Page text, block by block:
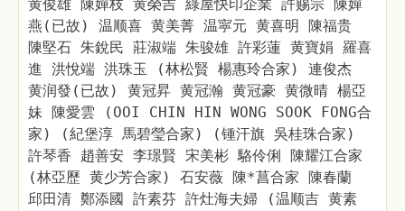
黄俊雄 陳嬋枝 黄榮吉 綠屋快印企業 許赐宗 陳嬋
燕(已故) 温顺喜 黄美菁 温寜元 黄喜明 陳福贵
陳堅石 朱銳民 莊淑端 朱骏雄 許彩蓮 黄寶娟 羅喜
進 洪悅端 洪珠玉 (林松賢 楊惠玲合家) 連俊杰
黄润發(已故) 黄冠昇 黄冠瀚 黄冠豪 黄微晴 楊亞
妹 陳愛雲 (OOI CHIN HIN WONG SOOK FONG合
家) (紀堡淳 馬碧瑩合家) (锺汗旗 吳桂珠合家)
許琴香 趙善安 李璟賢 宋美彬 駱伶俐 陳耀江合家
(林亞歷 黄少芳合家) 石安薇 陳*菖合家 陳春蘭
邱田清 鄭添國 許素芬 許灶海夫婦 (温顺吉 黄素